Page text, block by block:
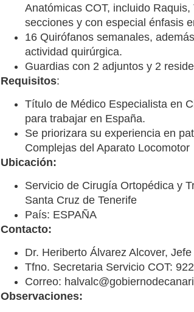
Anatómicas COT, incluido
secciones y con especial énfasis
16 Quirófanos semanales,
actividad quirúrgica.
Guardias con 2 adjuntos y 2
Requisitos:
Título de Médico Especialista en
para trabajar en España.
Se priorizara su experiencia en
Complejas del Aparato Locomotor
Ubicación:
Servicio de Cirugía Ortopédica y
Santa Cruz de Tenerife
País: ESPAÑA
Contacto:
Dr. Heriberto Álvarez Alcover,
Tfno. Secretaria Servicio COT:
Correo:
Observaciones: